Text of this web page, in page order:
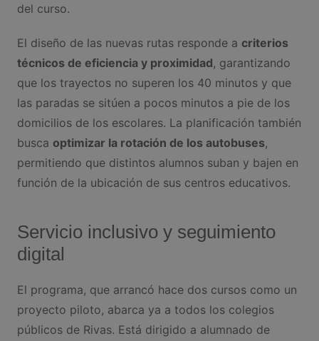
del curso.
El diseño de las nuevas rutas responde a criterios
técnicos de eficiencia y proximidad, garantizando
que los trayectos no superen los 40 minutos y que
las paradas se sitúen a pocos minutos a pie de los
domicilios de los escolares. La planificación también
busca optimizar la rotación de los autobuses,
permitiendo que distintos alumnos suban y bajen en
función de la ubicación de sus centros educativos.
Servicio inclusivo y seguimiento
digital
El programa, que arrancó hace dos cursos como un
proyecto piloto, abarca ya a todos los colegios
públicos de Rivas. Está dirigido a alumnado de